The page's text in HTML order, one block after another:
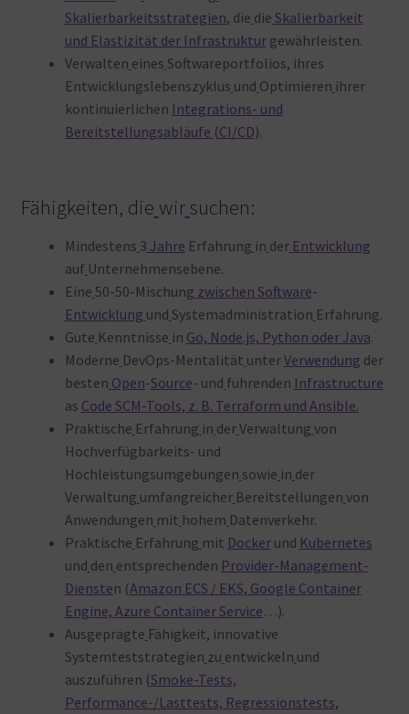
Skalierbarkeitsstrategien, die die Skalierbarkeit
und Elastizität der Infrastrukturgewährleisten.
Verwalten eines Softwareportfolios, ihres
Entwicklungslebenszyklus und Optimieren ihrer
kontinuierlichen Integrations- und
Bereitstellungsabläufe (CI/CD).
Fähigkeiten, die wirsuchen:
Mindestens 3 Jahre Erfahrung in derEntwicklung
auf Unternehmensebene.
Eine 50-50-Mischung zwischen Software-
Entwicklung und Systemadministration Erfahrung.
Gute Kenntnisse in Go, Node.js, Python oder Java.
Moderne DevOps-Mentalität unterVerwendung der
besten Open-Source- und führenden Infrastructure
as Code SCM-Tools, z. B. Terraform und Ansible.
Praktische Erfahrung in derVerwaltung von
Hochverfügbarkeits- und
Hochleistungsumgebungen sowie in der
Verwaltung umfangreicher Bereitstellungen von
Anwendungen mit hohem Datenverkehr.
Praktische Erfahrung mit Dockerund Kubernetes
und den entsprechenden Provider-Management-
Diensten (Amazon ECS / EKS, Google Container
Engine, Azure Container Service…).
Ausgeprägte Fähigkeit, innovative
Systemteststrategien zu entwickeln und
auszuführen (Smoke-Tests,
Performance-/Lasttests, Regressionstests,